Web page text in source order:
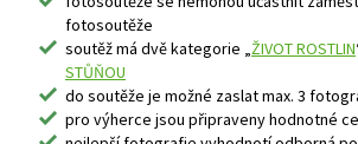
fotosoutěže
soutěž má dvě kategorie „ŽIVOT ROSTLIN
STŮŇOU
do soutěže je možné zaslat max. 3
pro výherce jsou připraveny hodnotné